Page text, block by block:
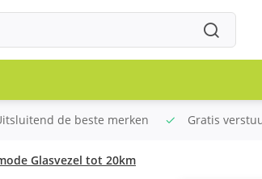
de beste merken Gratis
Glasvezel tot 20km